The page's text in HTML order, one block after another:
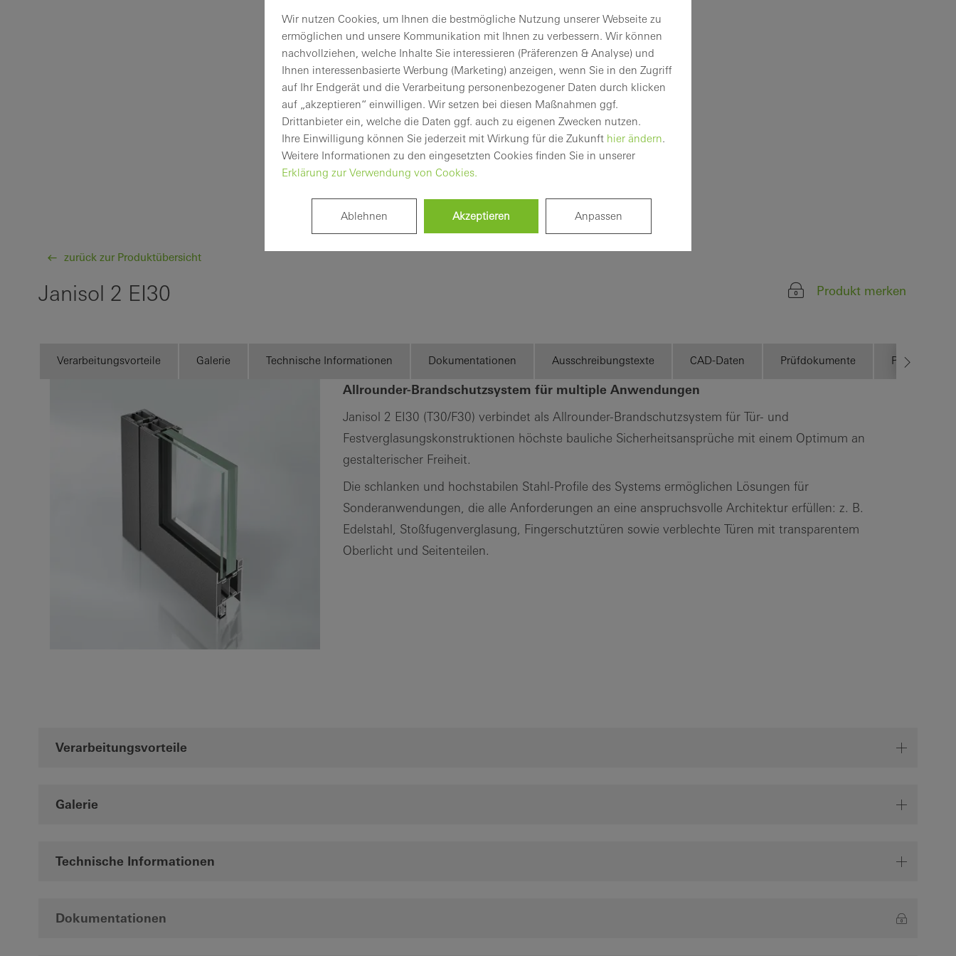
Ihre Vorteile als
angemeldeter
Software
Technische
News
Login
Registrieren
zurück zur Produktübersicht
Produkt merken
Janisol 2 EI30
Verarbeitungsvorteile Galerie Technische Informationen Dokumentationen Ausschreibungstexte CAD-Daten Prüfdokumente Prospekte
Allrounder-Brandschutzsystem für multiple Anwendungen
Janisol 2 EI30 (T30/F30) verbindet als Allrounder-Brandschutzsystem für Tür- und
Festverglasungskonstruktionen höchste bauliche Sicherheitsansprüche mit einem Optimum an
gestalterischer Freiheit.
Die schlanken und hochstabilen Stahl-Profile des Systems ermöglichen Lösungen für
Sonderanwendungen, die alle Anforderungen an eine anspruchsvolle Architektur erfüllen: z. B.
Edelstahl, Stoßfugenverglasung, Fingerschutztüren sowie verblechte Türen mit transparentem
Oberlicht und Seitenteilen.
Verarbeitungsvorteile
Galerie
Technische Informationen
Dokumentationen
Wir nutzen Cookies, um Ihnen die bestmögliche Nutzung unserer Webseite zu
ermöglichen und unsere Kommunikation mit Ihnen zu verbessern. Wir können
nachvollziehen, welche Inhalte Sie interessieren (Präferenzen & Analyse) und
Ihnen interessenbasierte Werbung (Marketing) anzeigen, wenn Sie in den Zugriff
auf Ihr Endgerät und die Verarbeitung personenbezogener Daten durch klicken
auf „akzeptieren“ einwilligen. Wir setzen bei diesen Maßnahmen ggf.
Drittanbieter ein, welche die Daten ggf. auch zu eigenen Zwecken nutzen.
Ihre Einwilligung können Sie jederzeit mit Wirkung für die Zukunft hier ändern.
Weitere Informationen zu den eingesetzten Cookies finden Sie in unserer
Erklärung zur Verwendung von Cookies.
Ablehnen Akzeptieren Anpassen